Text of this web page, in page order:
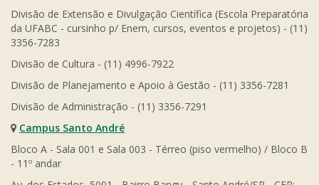
Divisão de Extensão e Divulgação Científica (Escola Preparatória
da UFABC - cursinho p/ Enem, cursos, eventos e projetos) - (11)
3356-7283
Divisão de Cultura - (11) 4996-7922
Divisão de Planejamento e Apoio à Gestão - (11) 3356-7281
Divisão de Administração - (11) 3356-7291
Campus Santo André
Bloco A - Sala 001 e Sala 003 - Térreo (piso vermelho) / Bloco B
- 11º andar